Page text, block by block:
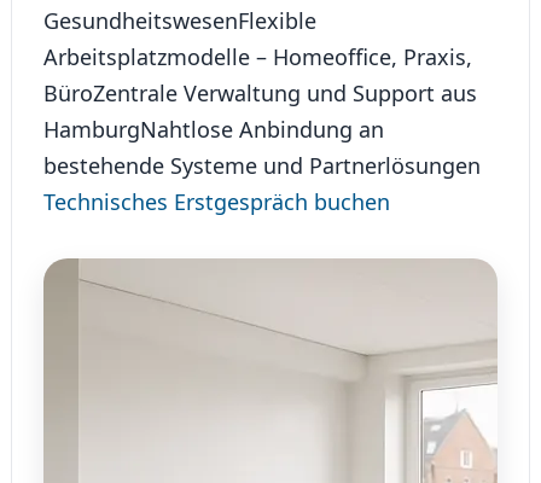
GesundheitswesenFlexible
Arbeitsplatzmodelle – Homeoffice, Praxis,
BüroZentrale Verwaltung und Support aus
HamburgNahtlose Anbindung an
bestehende Systeme und Partnerlösungen
Technisches Erstgespräch buchen